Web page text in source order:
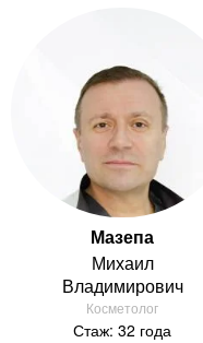
Мазепа
Михаил
Владимирович
Косметолог
Стаж: 32 года